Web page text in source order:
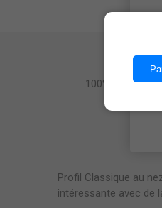
100% raisins
Profil Classique au
intéressante avec de